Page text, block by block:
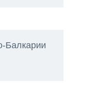
Балкарии